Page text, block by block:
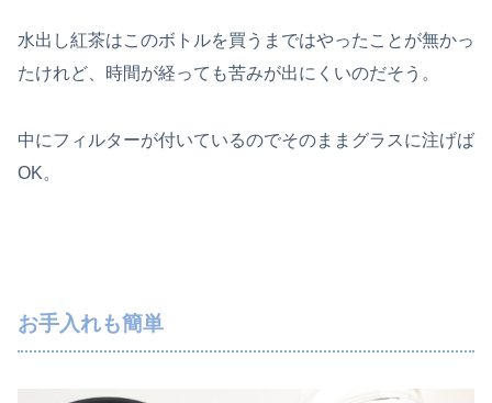
水出し紅茶はこのボトルを買うまではやったことが無かっ
たけれど、時間が経っても苦みが出にくいのだそう。
中にフィルターが付いているのでそのままグラスに注げば
OK。
お手入れも簡単